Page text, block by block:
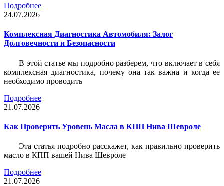
Подробнее
24.07.2026
Комплексная Диагностика Автомобиля: Залог
Долговечности и Безопасности
В этой статье мы подробно разберем, что включает в себя
комплексная диагностика, почему она так важна и когда ее
необходимо проводить
Подробнее
21.07.2026
Как Проверить Уровень Масла в КПП Нива Шевроле
Эта статья подробно расскажет, как правильно проверить
масло в КПП вашей Нива Шевроле
Подробнее
21.07.2026